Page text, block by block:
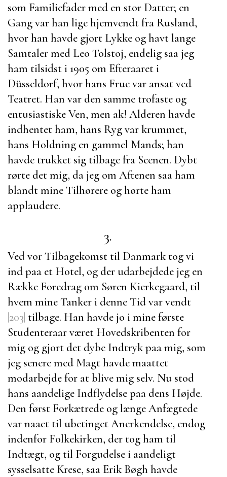
som Familiefader med en stor Datter; en
Gang var han lige hjemvendt fra Rusland,
hvor han havde gjort Lykke og havt lange
Samtaler med Leo Tolstoj, endelig saa jeg
ham tilsidst i 1905 om Efteraaret i
Düsseldorf, hvor hans Frue var ansat ved
Teatret. Han var den samme trofaste og
entusiastiske Ven, men ak! Alderen havde
indhentet ham, hans Ryg var krummet,
hans Holdning en gammel Mands; han
havde trukket sig tilbage fra Scenen. Dybt
rørte det mig, da jeg om Aftenen saa ham
blandt mine Tilhørere og hørte ham
applaudere.
3.
Ved vor Tilbagekomst til Danmark tog vi
ind paa et Hotel, og der udarbejdede jeg en
Række Foredrag om Søren Kierkegaard, til
hvem mine Tanker i denne Tid var vendt
|203| tilbage. Han havde jo i mine første
Studenteraar været Hovedskribenten for
mig og gjort det dybe Indtryk paa mig, som
jeg senere med Magt havde maattet
modarbejde for at blive mig selv. Nu stod
hans aandelige Indflydelse paa dens Højde.
Den først Forkætrede og længe Anfægtede
var naaet til ubetinget Anerkendelse, endog
indenfor Folkekirken, der tog ham til
Indtægt, og til Forgudelse i aandeligt
sysselsatte Krese, saa Erik Bøgh havde